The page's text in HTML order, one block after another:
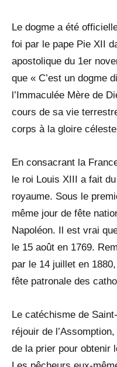
Le dogme a été
foi par le pape Pie XII
apostolique du 1er
que « C’est un dogme
l’Immaculée Mère de
cours de sa vie
corps à la gloire
En consacrant la
le roi Louis XIII a fait
royaume. Sous le
même jour de fête
Napoléon. Il est vrai
le 15 août en 1769.
par le 14 juillet en
fête patronale des
Le catéchisme de
réjouir de
de la prier pour obtenir